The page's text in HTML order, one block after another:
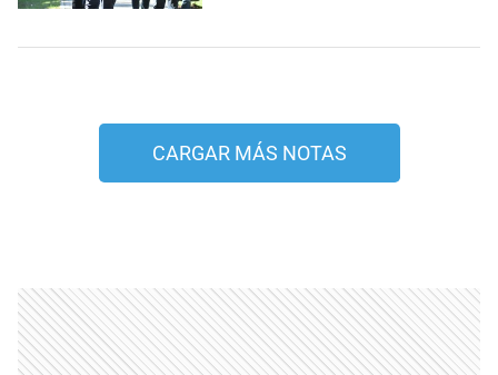
CARGAR MÁS NOTAS